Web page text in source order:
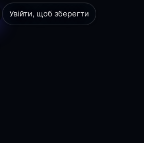
Увійти, щоб зберегти